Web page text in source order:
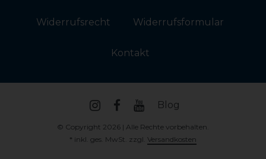
Widerrufs­recht Widerrufs­formular
Kontakt
Blog
© Copyright 2026 | Alle Rechte vorbehalten.
* inkl. ges. MwSt. zzgl. Versandkosten